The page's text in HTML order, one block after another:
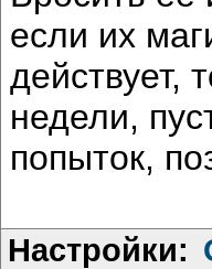
если их
действует,
недели,
попыток,
Настройки: